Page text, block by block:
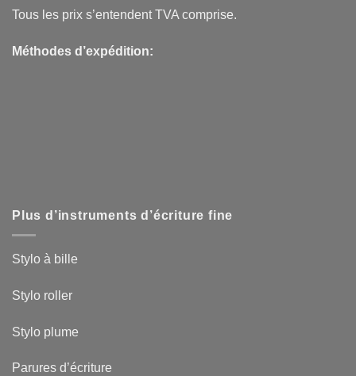
Tous les prix s’entendent TVA comprise.
Méthodes d’expédition:
Plus d’instruments d’écriture fine
Stylo à bille
Stylo roller
Stylo plume
Parures d’écriture